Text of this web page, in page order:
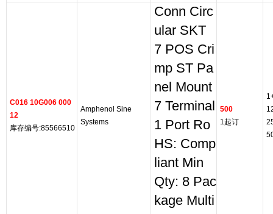
C016 10G006 000
12
库存编号:85566510
Amphenol Sine
Systems
Conn Circ
ular SKT
7 POS Cri
mp ST Pa
nel Mount
7 Terminal
1 Port Ro
HS: Comp
liant Min
Qty: 8 Pac
kage Multi
500
1起订